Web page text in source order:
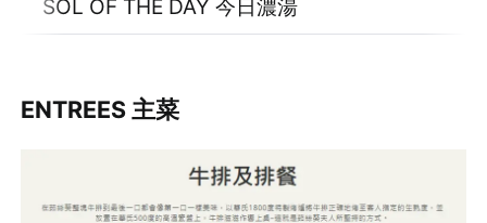
SOL OF THE DAY 今日濃湯
ENTREES 主菜